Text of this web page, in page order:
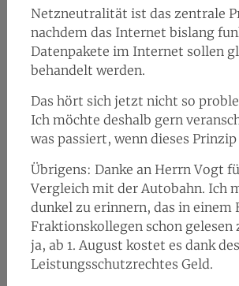
Netzneutralität ist das zentrale
nachdem das Internet bislang
Datenpakete im Internet sollen
behandelt werden.
Das hört sich jetzt nicht so
Ich möchte deshalb gern
was passiert, wenn dieses
Übrigens: Danke an Herrn Vogt
Vergleich mit der Autobahn. Ich
dunkel zu erinnern, das in einem
Fraktionskollegen schon gelesen
ja, ab 1. August kostet es dank des
Leistungsschutzrechtes Geld.